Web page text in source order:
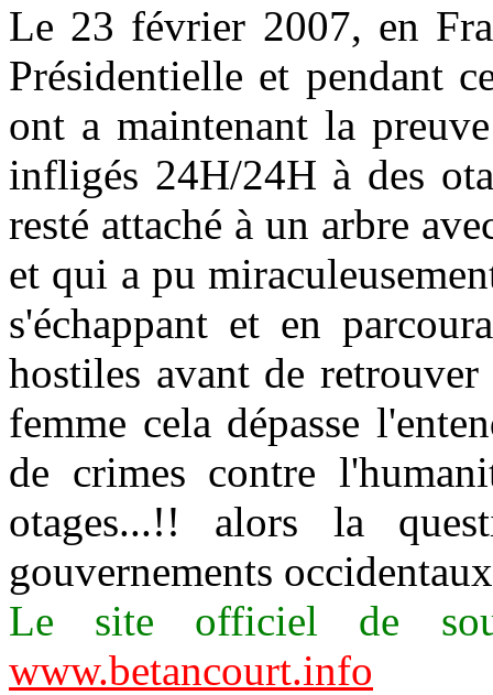
Le 23 février 2007, en
Présidentielle et pendant
ont a maintenant la
infligés 24H/24H à des
resté attaché à un arbre
et qui a pu
s'échappant et en
hostiles avant de
femme cela dépasse
de crimes contre
otages...!! alors la
gouvernements
Le site officiel de
www.betancourt.info